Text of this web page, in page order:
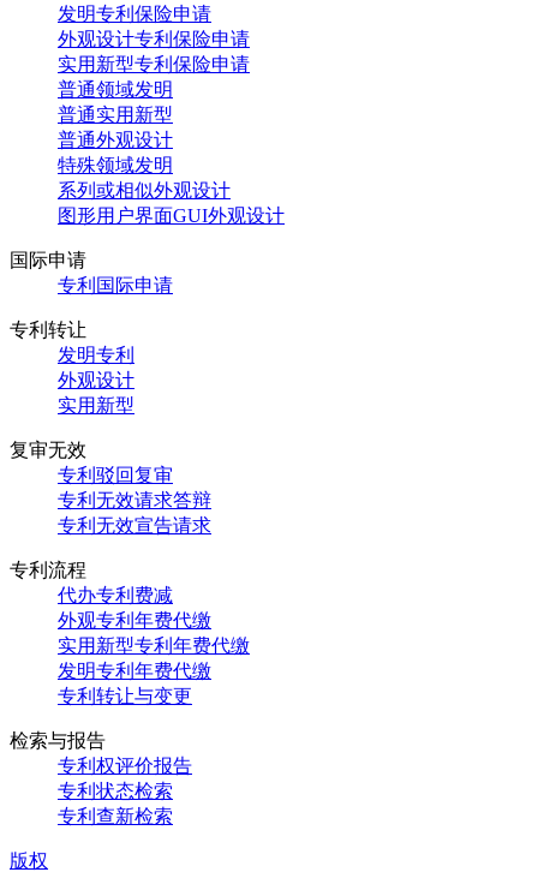
发明专利保险申请
外观设计专利保险申请
实用新型专利保险申请
普通领域发明
普通实用新型
普通外观设计
特殊领域发明
系列或相似外观设计
图形用户界面GUI外观设计
国际申请
专利国际申请
专利转让
发明专利
外观设计
实用新型
复审无效
专利驳回复审
专利无效请求答辩
专利无效宣告请求
专利流程
代办专利费减
外观专利年费代缴
实用新型专利年费代缴
发明专利年费代缴
专利转让与变更
检索与报告
专利权评价报告
专利状态检索
专利查新检索
版权